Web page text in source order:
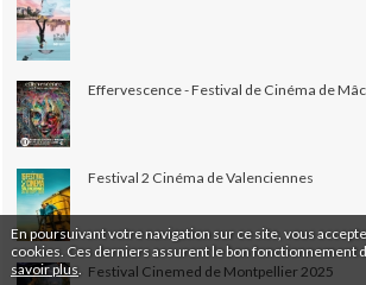
En poursuivant votre navigation sur ce site, vous
cookies. Ces derniers assurent le bon fonctionnement
savoir plus
Effervescence - Festival de Cinéma de
Festival 2 Cinéma de Valenciennes
Festival Cinemed de Montpellier 2025